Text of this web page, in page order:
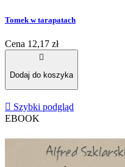
Tomek w tarapatach
Cena 12,17 zł

Dodaj do koszyka
 Szybki podgląd
EBOOK